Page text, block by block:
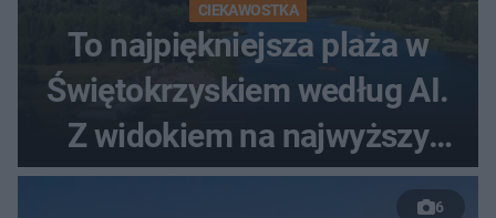
CIEKAWOSTKA
To najpiękniejsza plaża w
Świętokrzyskiem według AI.
Z widokiem na najwyższy
szczyt Gór Świętokrzyskich
6